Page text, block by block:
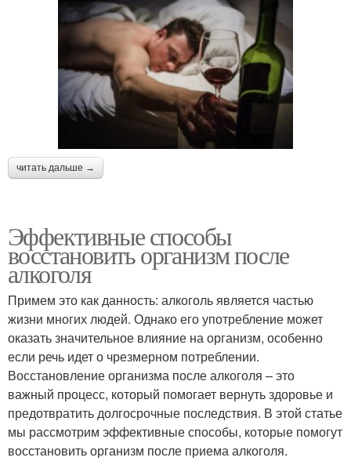
читать дальше →
Эффективные способы
восстановить организм после
алкоголя
Примем это как данность: алкоголь является частью
жизни многих людей. Однако его употребление может
оказать значительное влияние на организм, особенно
если речь идет о чрезмерном потреблении.
Восстановление организма после алкоголя – это
важный процесс, который помогает вернуть здоровье и
предотвратить долгосрочные последствия. В этой статье
мы рассмотрим эффективные способы, которые помогут
восстановить организм после приема алкоголя.